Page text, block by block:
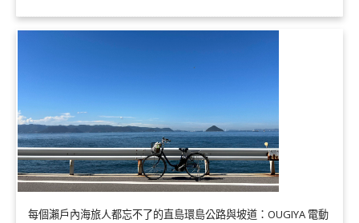
每個瀨戶內海旅人都忘不了的直島環島公路與坡道：OUGIYA 電動